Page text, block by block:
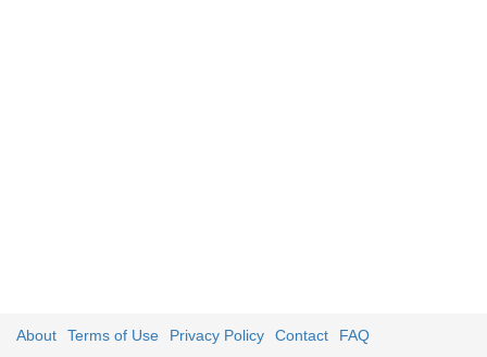
About Terms of Use Privacy Policy Contact FAQ